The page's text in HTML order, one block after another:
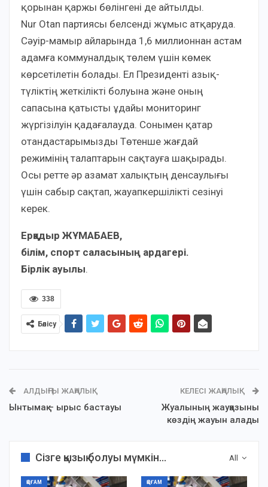
қорынан қаржы бөлінгені де айтылды.
Nur Otan партиясы белсенді жұмыс атқаруда.
Сәуір-мамыр айларында 1,6 миллионнан астам
адамға коммуналдық төлем үшін көмек
көрсетілетін болады. Ел Президенті азық-
түліктің жеткілікті болуына және оның
сапасына қатысты ұдайы мониторинг
жүргізілуін қадағалауда. Сонымен қатар
отандастарымызды Төтенше жағдай
режимінің талаптарын сақтауға шақырады.
Осы ретте әр азамат халықтың денсаулығы
үшін сабыр сақтап, жауапкершілікті сезінуі
керек.
Ерқадыр ЖҰМАБАЕВ,
білім, спорт саласының ардагері.
Бірлік ауылы.
338
Бөлісу
АЛДЫҢҒЫ ЖАҢАЛЫҚ
Ынтымақ – ырыс бастауы
КЕЛЕСІ ЖАҢАЛЫҚ
Жуалының жауқазыны
көздің жауын алады
All
Сізге қызық болуы мүмкін...
ҚОҒАМ ҚОҒАМ